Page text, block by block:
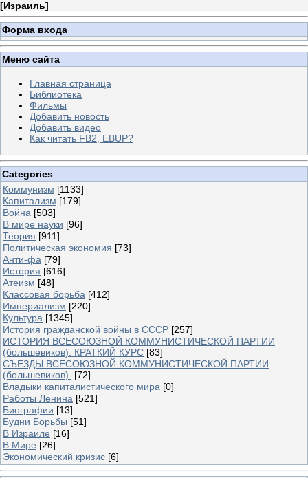
[Израиль]
Форма входа
Меню сайта
Главная страница
Библиотека
Фильмы
Добавить новость
Добавить видео
Как читать FB2, EBUP?
Categories
Коммунизм [1133]
Капитализм [179]
Война [503]
В мире науки [96]
Теория [911]
Политическая экономия [73]
Анти-фа [79]
История [616]
Атеизм [48]
Классовая борьба [412]
Империализм [220]
Культура [1345]
История гражданской войны в СССР [257]
ИСТОРИЯ ВСЕСОЮЗНОЙ КОММУНИСТИЧЕСКОЙ ПАРТИИ
(большевиков). КРАТКИЙ КУРС [83]
СЪЕЗДЫ ВСЕСОЮЗНОЙ КОММУНИСТИЧЕСКОЙ ПАРТИИ
(большевиков).
[72]
Владыки капиталистического мира [0]
Работы Ленина [521]
Биографии [13]
Будни Борьбы [51]
В Израиле [16]
В Мире [26]
Экономический кризис [6]